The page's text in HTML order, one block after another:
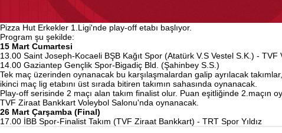
Pizza Hut Erkekler 1.Ligi'nde play-off etabı başlıyor.
Program şu şekilde:
15 Mart Cumartesi
13.00 Saint Joseph-Kocaeli BŞB Kağıt Spor (Atatürk V.S Vestel S.K.) - TVF
14.00 Gaziantep Gençlik Spor-Bigadiç Bld. (Şahinbey S.S.)
Tek maç üzerinden oynanacak bu karşılaşmalardan galip ayrılacak
ikinci maç lig etabını üst sırada bitiren takımın sahasında oynanacak.
Play-off serisinde 2 maçı alan takım finalist olur. Puan eşitliğinde 2.maçın
TVF Ziraat Bankkart Voleybol Salonu'nda oynanacak.
26 Mart Çarşamba (Final)
17.00 İBB Spor-Finalist Takım (TVF Ziraat Bankkart) - TRT Spor Yıldız